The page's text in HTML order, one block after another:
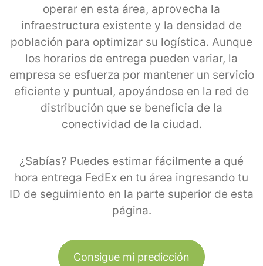
operar en esta área, aprovecha la
infraestructura existente y la densidad de
población para optimizar su logística. Aunque
los horarios de entrega pueden variar, la
empresa se esfuerza por mantener un servicio
eficiente y puntual, apoyándose en la red de
distribución que se beneficia de la
conectividad de la ciudad.
¿Sabías? Puedes estimar fácilmente a qué
hora entrega FedEx en tu área ingresando tu
ID de seguimiento en la parte superior de esta
página.
Consigue mi predicción